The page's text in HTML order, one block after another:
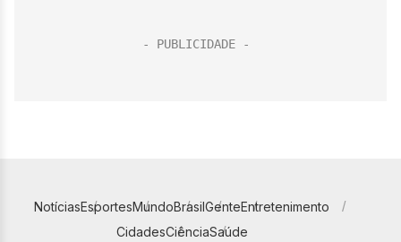
NotíciasEsportesMundoBrasilGenteEntretenimento
CidadesCiênciaSaúde